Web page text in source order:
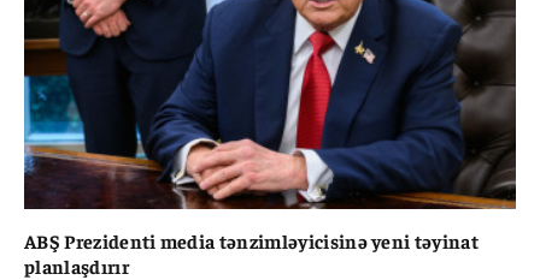
ABŞ Prezidenti media tənzimləyicisinə yeni təyinat
planlaşdırır